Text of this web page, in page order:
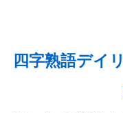
四字熟語デイ